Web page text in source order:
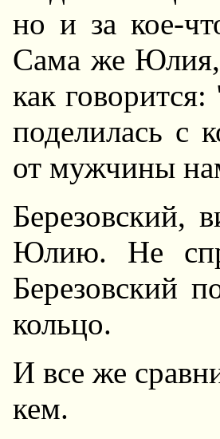
но и за кое-
Сама же Юлия,
как
поделилась с
от мужчины
Березовский,
Юлию. Hе
Березовский
кольцо.
И все же
кем.